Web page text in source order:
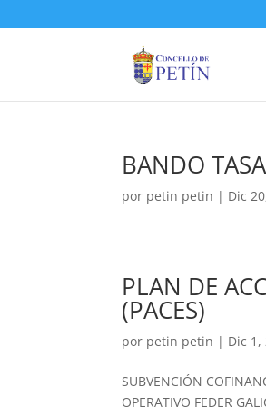
BANDO
por petin petin | Dic
PLAN DE
(PACES)
por petin petin | Dic 1,
SUBVENCIÓN
OPERATIVO FEDER